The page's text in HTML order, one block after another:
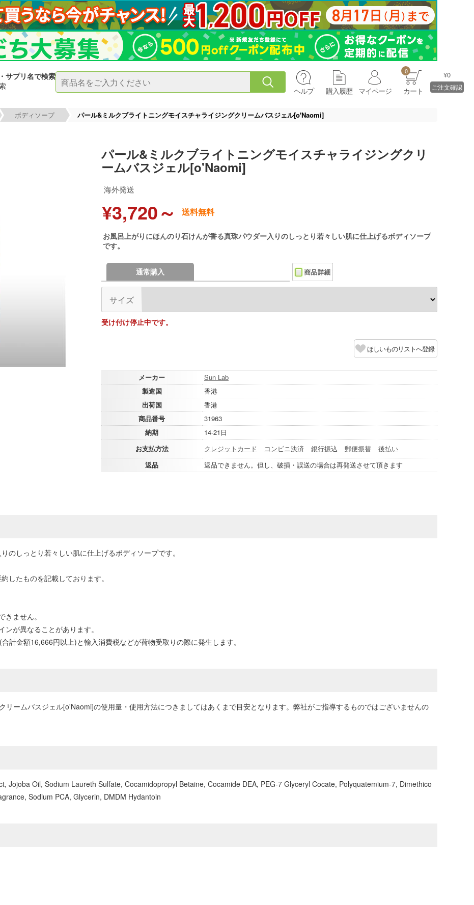
サプリ名で検索
ヘルプ 購入履歴 マイページ
0
カート
¥0
ご注文確認
ボディソープ パール&ミルクブライトニングモイスチャライジングクリームバスジェル[o'Naomi]
パール&ミルクブライトニングモイスチャライジングクリ
ームバスジェル[o'Naomi]
海外発送
¥3,720～ 送料無料
お風呂上がりにほんのり石けんが香る真珠パウダー入りのしっとり若々しい肌に仕上げるボディソープ
です。
通常購入
サイズ
受け付け停止中です。
ほしいものリストへ登録
メーカー
Sun Lab
製造国
香港
出荷国
香港
商品番号
31963
納期
14-21日
お支払方法
クレジットカード コンビニ決済 銀行振込 郵便振替
後払い
返品
返品できません。但し、破損・誤送の場合は再発送させて頂きます
のしっとり若々しい肌に仕上げるボディソープです。
したものを記載しております。
ません。
が異なることがあります。
計金額16,666円以上)と輸入消費税などが荷物受取りの際に発生します。
リームバスジェル[o'Naomi]の使用量・使用方法につきましてはあくまで目安となります。弊社がご指導するものではございませんの
Jojoba Oil, Sodium Laureth Sulfate, Cocamidopropyl Betaine, Cocamide DEA, PEG-7 Glyceryl Cocate, Polyquatemium-7, Dimethico
Sodium PCA, Glycerin, DMDM Hydantoin